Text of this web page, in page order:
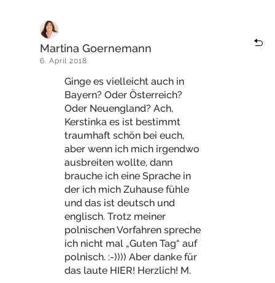
Martina Goernemann
6. April 2018
Ginge es vielleicht auch in
Bayern? Oder Österreich?
Oder Neuengland? Ach,
Kerstinka es ist bestimmt
traumhaft schön bei euch,
aber wenn ich mich irgendwo
ausbreiten wollte, dann
brauche ich eine Sprache in
der ich mich Zuhause fühle
und das ist deutsch und
englisch. Trotz meiner
polnischen Vorfahren spreche
ich nicht mal „Guten Tag“ auf
polnisch. :-)))) Aber danke für
das laute HIER! Herzlich! M.